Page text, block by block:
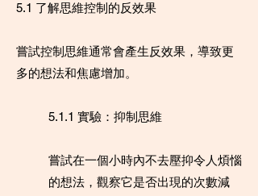
5.1 了解思維控制的反效果
嘗試控制思維通常會產生反效果，導致更
多的想法和焦慮增加。
5.1.1 實驗：抑制思維
嘗試在一個小時內不去壓抑令人煩惱
的想法，觀察它是否出現的次數減